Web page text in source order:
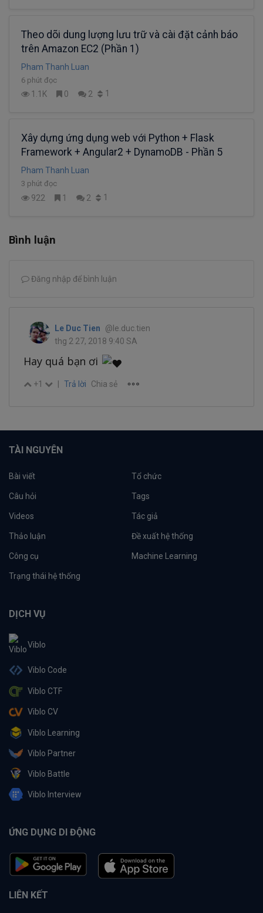
Theo dõi dung lượng lưu trữ và cài đặt cảnh báo
trên Amazon EC2 (Phần 1)
Pham Thanh Luan
6 phút đọc
1.1K 0 2 1
Xây dựng ứng dụng web với Python + Flask
Framework + Angular2 + DynamoDB - Phần 5
Pham Thanh Luan
3 phút đọc
922 1 2 1
Bình luận
Đăng nhập để bình luận
Le Duc Tien
@le.duc.tien
thg 2 27, 2018 9:40 SA
Hay quá bạn ơi
+1 Trả lời Chia sẻ
TÀI NGUYÊN
Bài viết Tổ chức
Câu hỏi Tags
Videos Tác giả
Thảo luận Đề xuất hệ thống
Công cụ Machine Learning
Trạng thái hệ thống
DỊCH VỤ
Viblo
Viblo Code
Viblo CTF
Viblo CV
Viblo Learning
Viblo Partner
Viblo Battle
Viblo Interview
ỨNG DỤNG DI ĐỘNG
LIÊN KẾT